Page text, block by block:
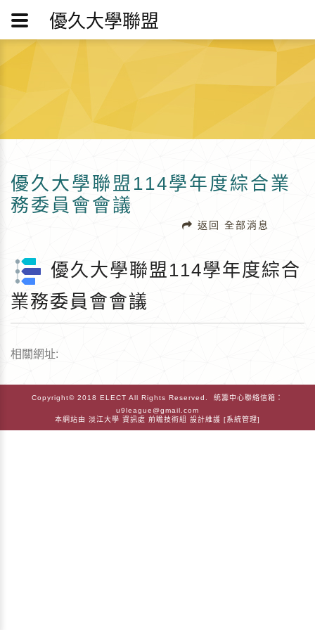
優久大學聯盟
優久大學聯盟114學年度綜合業
務委員會會議
返回 全部消息
優久大學聯盟114學年度綜合
業務委員會會議
相關網址:
Copyright© 2018 ELECT All Rights Reserved. 統籌中心聯絡信箱：
u9league@gmail.com
本網站由 淡江大學 資訊處 前瞻技術組 設計維護 [系統管理]